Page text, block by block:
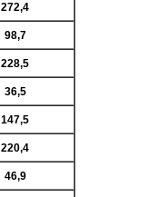
272,4
98,7
228,5
36,5
147,5
220,4
46,9